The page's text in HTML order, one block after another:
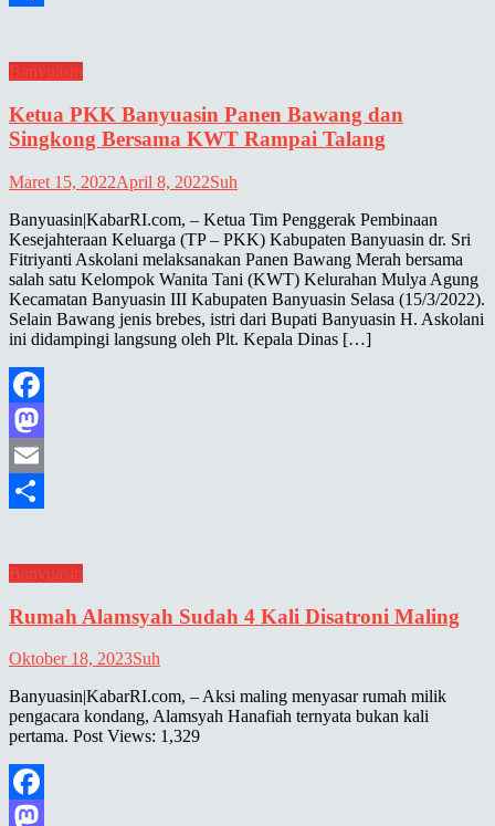
Banyuasin
Ketua PKK Banyuasin Panen Bawang dan
Singkong Bersama KWT Rampai Talang
Maret 15, 2022April 8, 2022Suh
Banyuasin|KabarRI.com, – Ketua Tim Penggerak Pembinaan
Kesejahteraan Keluarga (TP – PKK) Kabupaten Banyuasin dr. Sri
Fitriyanti Askolani melaksanakan Panen Bawang Merah bersama
salah satu Kelompok Wanita Tani (KWT) Kelurahan Mulya Agung
Kecamatan Banyuasin III Kabupaten Banyuasin Selasa (15/3/2022).
Selain Bawang jenis brebes, istri dari Bupati Banyuasin H. Askolani
ini didampingi langsung oleh Plt. Kepala Dinas […]
Facebook
Mastodon
Email
Banyuasin
Rumah Alamsyah Sudah 4 Kali Disatroni Maling
Oktober 18, 2023Suh
Banyuasin|KabarRI.com, – Aksi maling menyasar rumah milik
pengacara kondang, Alamsyah Hanafiah ternyata bukan kali
pertama. Post Views: 1,329
Facebook